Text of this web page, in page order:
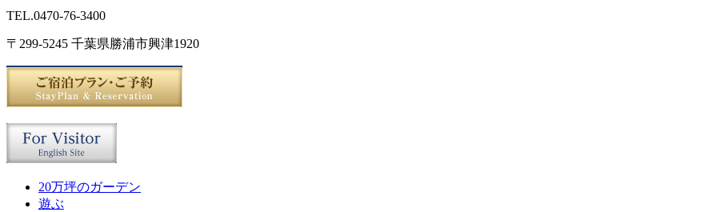
TEL.0470-76-3400
〒299-5245 千葉県勝浦市興津1920
20万坪のガーデン
遊ぶ